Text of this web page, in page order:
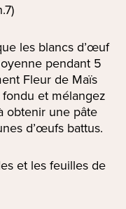
les blancs d’œuf
pendant 5
Fleur de Maïs
et mélangez
obtenir une pâte
d’œufs battus.
et les feuilles de